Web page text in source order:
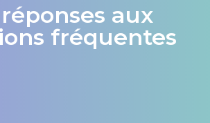
aux
fréquentes